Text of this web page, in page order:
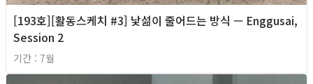
[193호][활동스케치 #3] 낯섦이 줄어드는 방식 — Enggusai,
Session 2
기간 : 7월